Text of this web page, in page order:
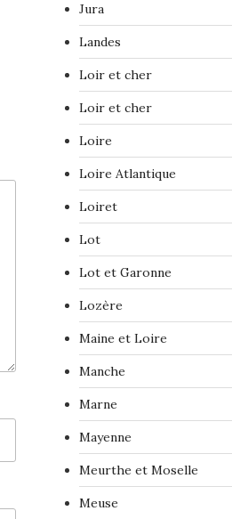
Jura
Landes
Loir et cher
Loir et cher
Loire
Loire Atlantique
Loiret
Lot
Lot et Garonne
Lozère
Maine et Loire
Manche
Marne
Mayenne
Meurthe et Moselle
Meuse